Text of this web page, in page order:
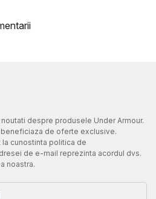
despre produsele Under Armour.
de oferte exclusive.
cunostinta politica de
de e-mail reprezinta acordul dvs.
noastra.